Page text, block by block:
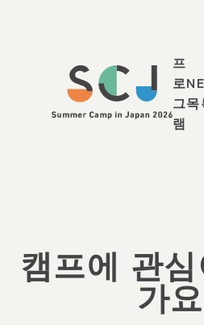
프
로
그
램
목
캠프에 관
가